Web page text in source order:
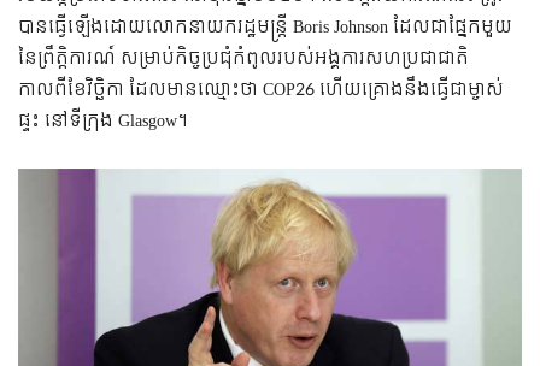
បានធ្វើឡើងដោយលោកនាយករដ្ឋមន្រ្តី Boris Johnson ដែលជាផ្នែកមួយ
នៃព្រឹត្តិការណ៍ សម្រាប់កិច្ចប្រជុំកំពូលរបស់អង្គការសហប្រជាជាតិ
កាលពីខែវិច្ឆិកា ដែលមានឈ្មោះថា COP26 ហើយគ្រោងនឹងធ្វើជាម្ចាស់
ផ្ទះ នៅទីក្រុង Glasgow។